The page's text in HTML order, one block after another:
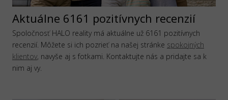
Aktuálne 6161 pozitívnych recenzií
Spoločnosť HALO reality má aktuálne už 6161 pozitívnych
recenzií. Môžete si ich pozrieť na našej stránke spokojných
klientov, navyše aj s fotkami. Kontaktujte nás a pridajte sa k
nim aj vy.